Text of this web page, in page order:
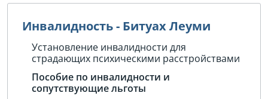
Инвалидность - Битуах Леуми
Установление инвалидности для
страдающих психическими расстройствами
Пособие по инвалидности и
сопутствующие льготы